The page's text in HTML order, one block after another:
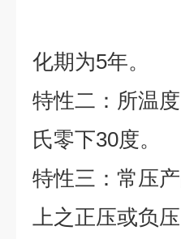
（4）若
化期为5年。
特性二：所温
氏零下30度。
特性三：常压
上之正压或负